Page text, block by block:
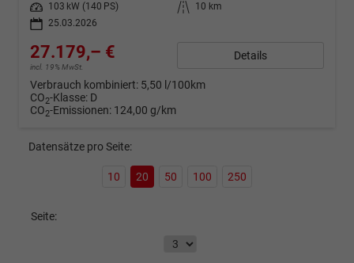
Leistung
103 kW (140 PS) Kilometerstand
10 km
25.03.2026
27.179,– €
incl. 19% MwSt.
Details
Verbrauch kombiniert: 5,50 l/100km
CO2-Klasse: D
CO2-Emissionen: 124,00 g/km
Datensätze pro Seite:
10 20 50 100 250
Seite: